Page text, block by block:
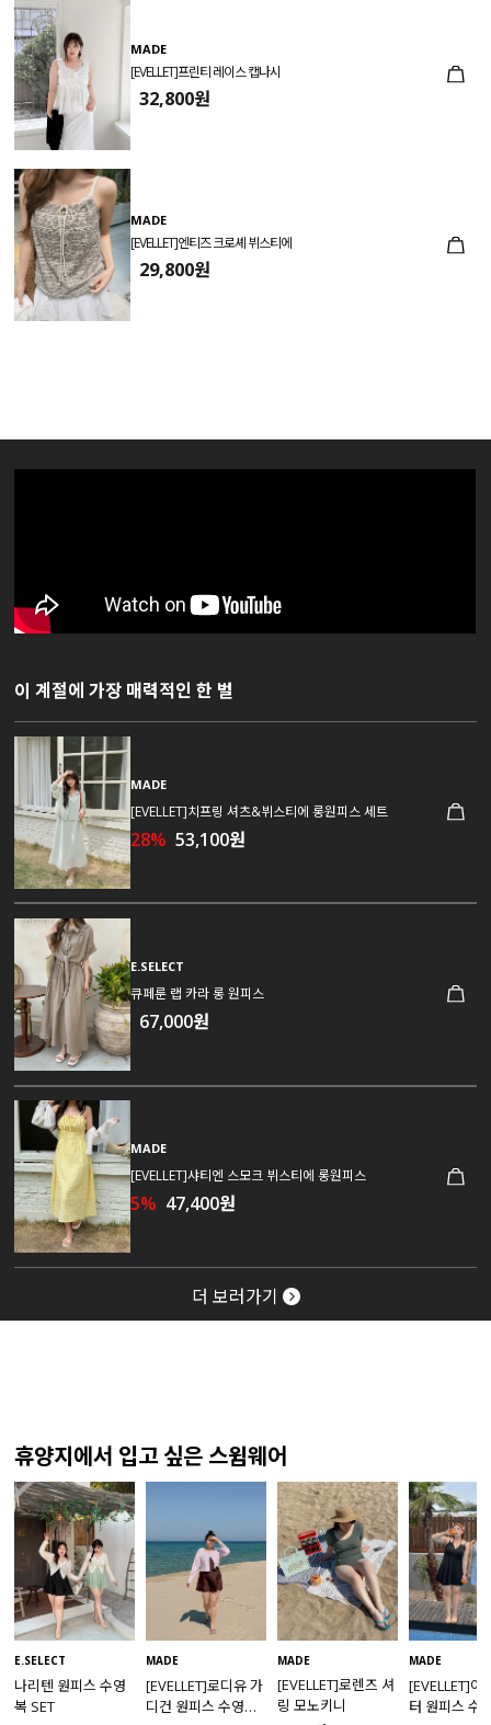
MADE
[EVELLET]프린티 레이스 캡나시
32,800원
MADE
[EVELLET]엔티즈 크로셰 뷔스티에
29,800원
이 계절에 가장 매력적인 한 벌
MADE
[EVELLET]치프링 셔츠&뷔스티에 롱원피스 세트
28% 53,100원
E.SELECT
큐페룬 랩 카라 롱 원피스
67,000원
MADE
[EVELLET]샤티엔 스모크 뷔스티에 롱원피스
5% 47,400원
더 보러가기
휴양지에서 입고 싶은 스윔웨어
E.SELECT
나리텐 원피스 수영
복 SET
MADE
[EVELLET]로디유 가
디건 원피스 수영복
MADE
[EVELLET]로렌즈 셔
링 모노키니
MADE
[EVELLET]아
터 원피스 수